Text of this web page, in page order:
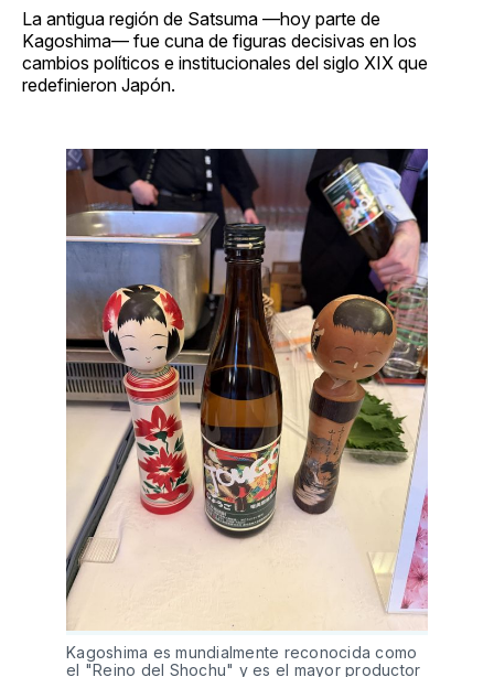
La antigua región de Satsuma —hoy parte de
Kagoshima— fue cuna de figuras decisivas en los
cambios políticos e institucionales del siglo XIX que
redefinieron Japón.
Kagoshima es mundialmente reconocida como
el "Reino del Shochu" y es el mayor productor